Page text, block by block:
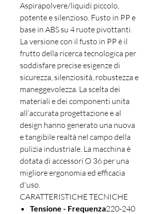
Aspirapolvere/liquidi piccolo,
potente e silenzioso. Fusto in PP e
base in ABS su 4 ruote pivottanti.
La versione con il fusto in PP è il
frutto della ricerca tecnologica per
soddisfare precise esigenze di
sicurezza, silenziosità, robustezza e
maneggevolezza. La scelta dei
materiali e dei componenti unita
all’accurata progettazione e al
design hanno generato una nuova
e tangibile realtà nel campo della
pulizia industriale. La macchina è
dotata di accessori Ø 36 per una
migliore ergonomia ed efficacia
d'uso.
CARATTERISTICHE TECNICHE
Tensione - Frequenza220-240